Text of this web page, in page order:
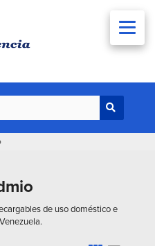
de uso doméstico e